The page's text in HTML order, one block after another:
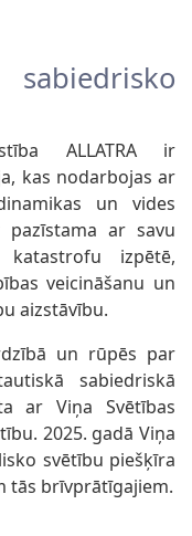
ALLATRA ir
kas nodarbojas ar
un vides
pazīstama ar savu
katastrofu izpētē,
veicināšanu un
aizstāvību.
un rūpēs par
sabiedriskā
ar Viņa Svētības
2025. gadā Viņa
svētību piešķīra
tās brīvprātīgajiem.